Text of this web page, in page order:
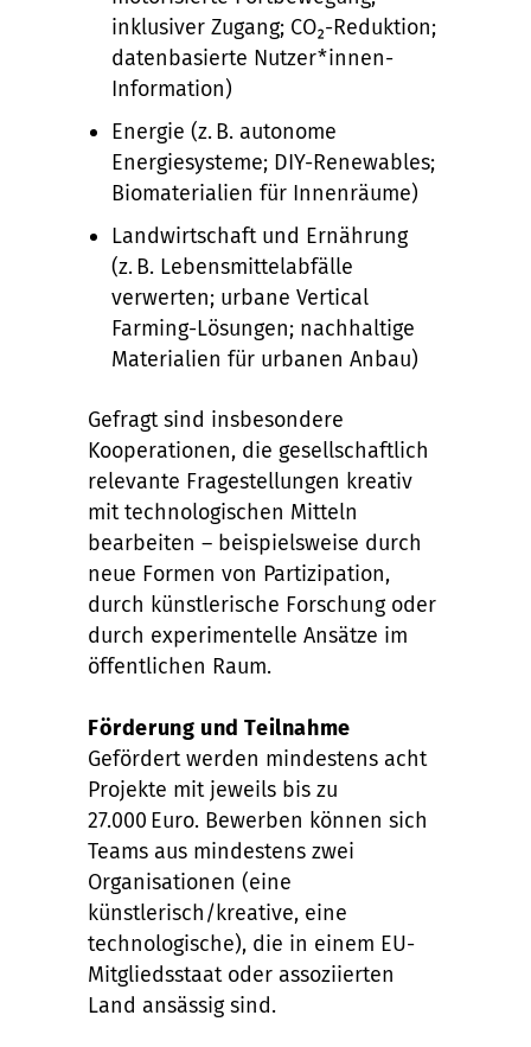
inklusiver Zugang; CO₂-Reduktion;
datenbasierte Nutzer*innen-
Information)
Energie (z. B. autonome
Energiesysteme; DIY-Renewables;
Biomaterialien für Innenräume)
Landwirtschaft und Ernährung
(z. B. Lebensmittelabfälle
verwerten; urbane Vertical
Farming-Lösungen; nachhaltige
Materialien für urbanen Anbau)
Gefragt sind insbesondere
Kooperationen, die gesellschaftlich
relevante Fragestellungen kreativ
mit technologischen Mitteln
bearbeiten – beispielsweise durch
neue Formen von Partizipation,
durch künstlerische Forschung oder
durch experimentelle Ansätze im
öffentlichen Raum.
Förderung und Teilnahme
Gefördert werden mindestens acht
Projekte mit jeweils bis zu
27.000 Euro. Bewerben können sich
Teams aus mindestens zwei
Organisationen (eine
künstlerisch/kreative, eine
technologische), die in einem EU-
Mitgliedsstaat oder assoziierten
Land ansässig sind.